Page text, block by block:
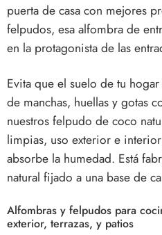
puerta de casa con mejores
felpudos, esa alfombra de
en la protagonista de las
Evita que el suelo de tu
de manchas, huellas y gotas
nuestros felpudo de coco
limpias, uso exterior e
absorbe la humedad. Está
natural fijado a una base de
Alfombras y felpudos para
exterior, terrazas, y patios